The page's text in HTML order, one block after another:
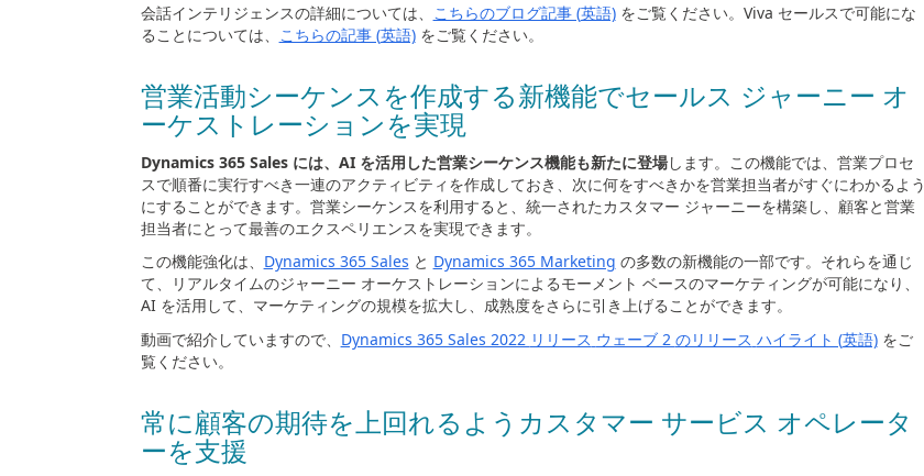
会話インテリジェンスの詳細については、
こちらのブログ記事 (英語)をご覧ください。 Viva セールスで可能にな
ることについては、
こちらの記事 (英語)をご覧ください。
営業活動シーケンスを作成する新機能でセールス ジャーニー オ
ーケストレーションを実現
Dynamics 365 Sales には、 AI を活用した営業シーケンス機能も新たに登場します。この機能では、営業プロセ
スで順番に実行すべき一連のアクティビティを作成しておき、次に何をすべきかを営業担当者がすぐにわかるよう
にすることができます。営業シーケンスを利用すると、統一されたカスタマー ジャーニーを構築し、顧客と営業
担当者にとって最善のエクスペリエンスを実現できます。
この機能強化は、 Dynamics 365 Sales と Dynamics 365 Marketing の多数の新機能の一部です。それらを通じ
て、リアルタイムのジャーニー オーケストレーションによるモーメント ベースのマーケティングが可能になり、
AI を活用して、マーケティングの規模を拡大し、成熟度をさらに引き上げることができます。
動画で紹介していますので、 Dynamics 365 Sales 2022 リリース ウェーブ 2 のリリース ハイライト (英語)をご
覧ください。
常に顧客の期待を上回れるようカスタマー サービス オペレータ
ーを支援